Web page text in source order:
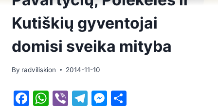
Kutiškių gyventojai
domisi sveika mityba
By radviliskion 2014-11-10
F
W Vi T
M